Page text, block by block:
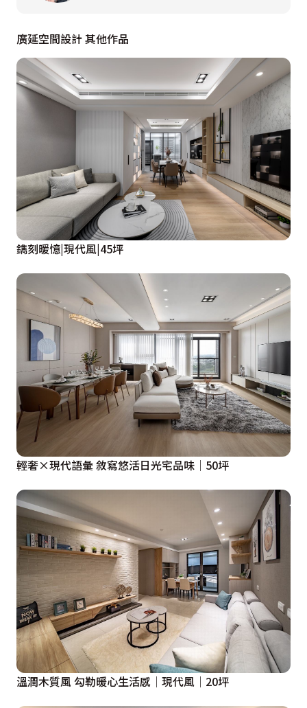
廣延空間設計 其他作品
鐫刻暖憶|現代風|45坪
輕奢×現代語彙 敘寫悠活日光宅品味│50坪
溫潤木質風 勾勒暖心生活感│現代風│20坪